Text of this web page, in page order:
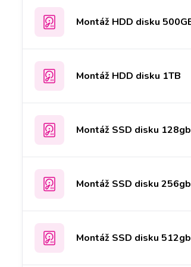
Montáž HDD disku
Montáž HDD disku 1TB
Montáž SSD disku 128gb
Montáž SSD disku 256gb
Montáž SSD disku 512gb